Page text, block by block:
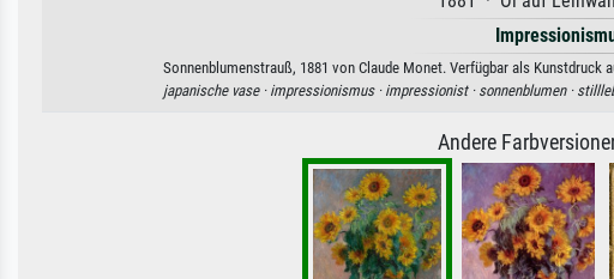
Sonnenblumenstrauß, 1881 von Claude Monet. Verfügbar als
japanische vase · impressionismus · impressionist · sonnenblumen ·
Andere